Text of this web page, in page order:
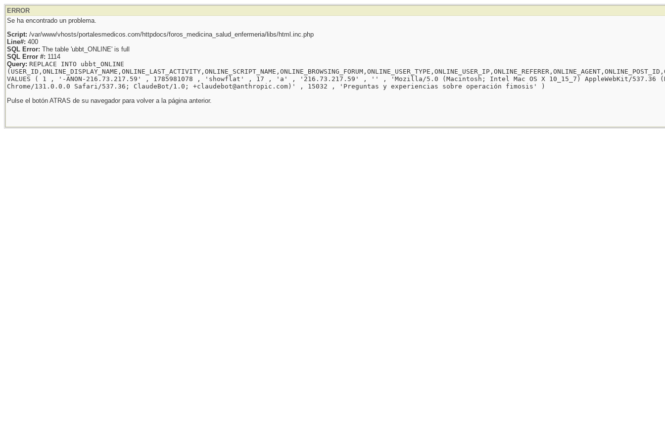
ERROR
Se ha encontrado un problema.
Script: /var/www/vhosts/portalesmedicos.com/httpdocs/foros_medicina_salud_enfermeria/libs/html.inc.php
Line#: 400
SQL Error: The table 'ubbt_ONLINE' is full
SQL Error #: 1114
Query: REPLACE INTO ubbt_ONLINE
VALUES ( 1 , '-ANON-216.73.217.59' , 1785981078 , 'showflat' , 17 , 'a' , '216.73.217.59' , '' , 'Mozilla/5.0 (Macintosh; Intel Mac OS X 10_15_7) AppleWebKit/537.36
Chrome/131.0.0.0 Safari/537.36; ClaudeBot/1.0; +claudebot@anthropic.com)' , 15032 , 'Preguntas y experiencias sobre operación fimosis' )
Pulse el botón ATRAS de su navegador para volver a la página anterior.